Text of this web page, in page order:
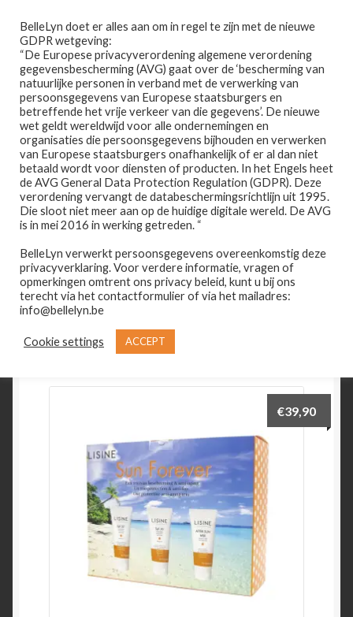
door
naar
navigatie
naar
de
inhoud
Menu
Home
Afspraak maken
Prijslijst
Winkel
Contact
Wie is Belle-Lyn ?
Home PRODUCTEN GETAGGED “VROUW”
vrouw
Resultaat 1–12 van de 24 resultaten wordt getoond
1
€39,90
BelleLyn doet er alles aan om in regel te zijn met de nieuwe
GDPR wetgeving:
“De Europese privacyverordening algemene verordening
gegevensbescherming (AVG) gaat over de ‘bescherming van
natuurlijke personen in verband met de verwerking van
persoonsgegevens van Europese staatsburgers en
betreffende het vrije verkeer van die gegevens’. De nieuwe
wet geldt wereldwijd voor alle ondernemingen en
organisaties die persoonsgegevens bijhouden en verwerken
van Europese staatsburgers onafhankelijk of er al dan niet
betaald wordt voor diensten of producten. In het Engels heet
de AVG General Data Protection Regulation (GDPR). Deze
verordening vervangt de databeschermingsrichtlijn uit 1995.
Die sloot niet meer aan op de huidige digitale wereld. De AVG
is in mei 2016 in werking getreden. “
BelleLyn verwerkt persoonsgegevens overeenkomstig deze
privacyverklaring. Voor verdere informatie, vragen of
opmerkingen omtrent ons privacy beleid, kunt u bij ons
terecht via het contactformulier of via het mailadres:
info@bellelyn.be
Cookie settings ACCEPT